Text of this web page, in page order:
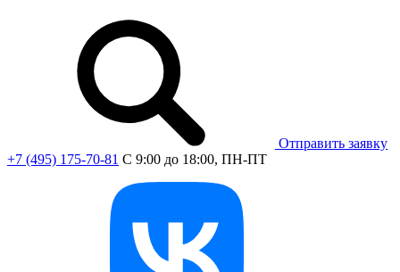
Отправить заявку
+7 (495) 175-70-81 C 9:00 до 18:00, ПН-ПТ